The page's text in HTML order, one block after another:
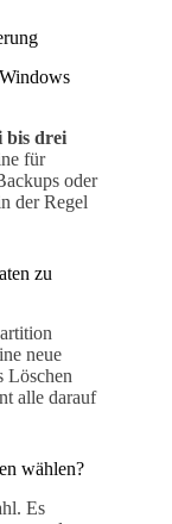
bis drei
für
oder
der Regel
zu
neue
Löschen
alle darauf
wählen?
Es